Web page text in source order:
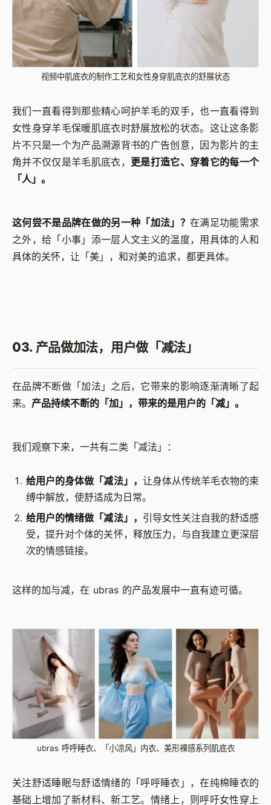
视频中肌底衣的制作工艺和女性身穿肌底衣的舒展状态
我们一直看得到那些精心呵护羊毛的双手，也一直看得到
女性身穿羊毛保暖肌底衣时舒展放松的状态。这让这条影
片不只是一个为产品溯源背书的广告创意，因为影片的主
角并不仅仅是羊毛肌底衣， 更是打造它、穿着它的每一个
「人」。
这何尝不是品牌在做的另一种「加法」？ 在满足功能需求
之外，给「小事」添一层人文主义的温度，用具体的人和
具体的关怀，让「美」，和对美的追求，都更具体。
03. 产品做加法，用户做「减法」
在品牌不断做「加法」之后，它带来的影响逐渐清晰了起
来。 产品持续不断的「加」，带来的是用户的「减」。
我们观察下来，一共有二类「减法」：
给用户的身体做「减法」， 让身体从传统羊毛衣物的束
缚中解放，使舒适成为日常。
给用户的情绪做「减法」， 引导女性关注自我的舒适感
受，提升对个体的关怀，释放压力，与自我建立更深层
次的情感链接。
这样的加与减，在 ubras 的产品发展中一直有迹可循。
ubras 呼呼睡衣、「小凉风」内衣、美形裸感系列肌底衣
关注舒适睡眠与舒适情绪的「呼呼睡衣」，在纯棉睡衣的
基础上增加了新材料、新工艺。情绪上，则呼吁女性穿上